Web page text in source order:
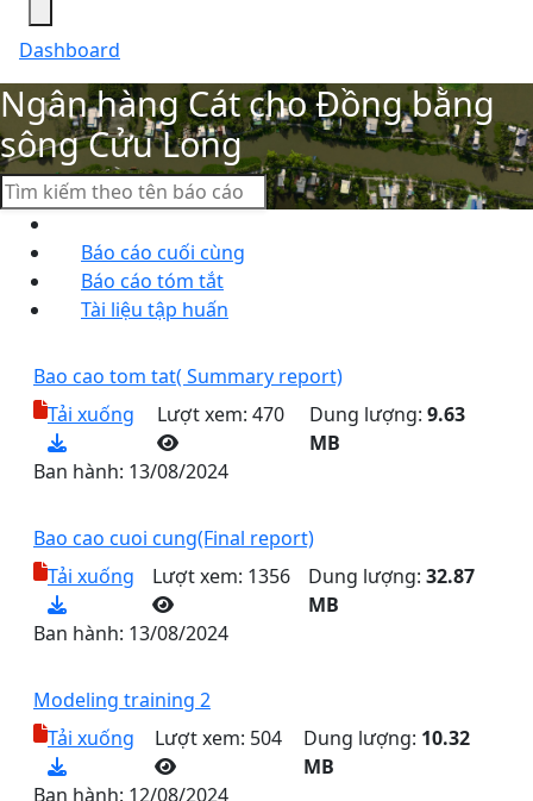
Dashboard
Ngân hàng Cát cho Đồng bằng
sông Cửu Long
Báo cáo cuối cùng
Báo cáo tóm tắt
Tài liệu tập huấn
Bao cao tom tat( Summary report)
Tải xuống
Lượt xem: 470 Dung lượng:9.63
MB
Ban hành: 13/08/2024
Bao cao cuoi cung(Final report)
Tải xuống
Lượt xem: 1356 Dung lượng: 32.87
MB
Ban hành: 13/08/2024
Modeling training 2
Tải xuống
Lượt xem: 504 Dung lượng: 10.32
MB
Ban hành: 12/08/2024